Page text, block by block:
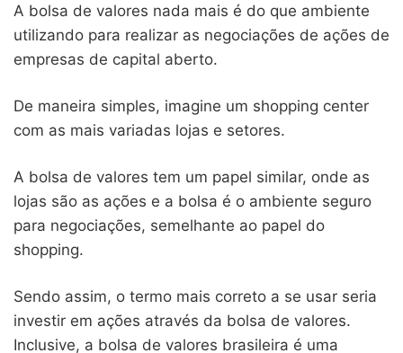
A bolsa de valores nada mais é do que ambiente
utilizando para realizar as negociações de ações de
empresas de capital aberto.
De maneira simples, imagine um shopping center
com as mais variadas lojas e setores.
A bolsa de valores tem um papel similar, onde as
lojas são as ações e a bolsa é o ambiente seguro
para negociações, semelhante ao papel do
shopping.
Sendo assim, o termo mais correto a se usar seria
investir em ações através da bolsa de valores.
Inclusive, a bolsa de valores brasileira é uma